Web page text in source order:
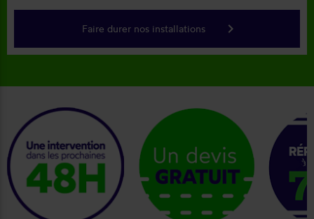
Faire durer nos installations keyboard_arrow_right
keyboard_arrow_right